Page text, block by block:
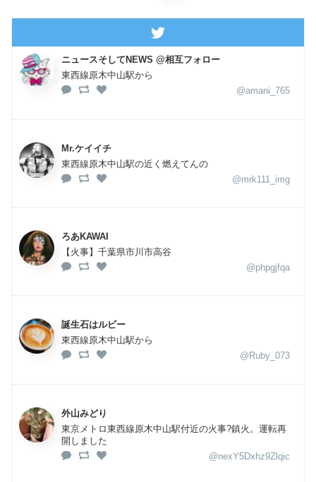
ニュースそしてNEWS @相互フォロー
東西線原木中山駅から
@amani_765
Mr.ケイイチ
東西線原木中山駅の近く燃えてんの
@mrk111_img
ろあKAWAI
【火事】千葉県市川市高谷
@phpgjfqa
誕生石はルビー
東西線原木中山駅から
@Ruby_073
外山みどり
東京メトロ東西線原木中山駅付近の火事?鎮火。運転再
開しました
@nexY5Dxhz9Zlqic